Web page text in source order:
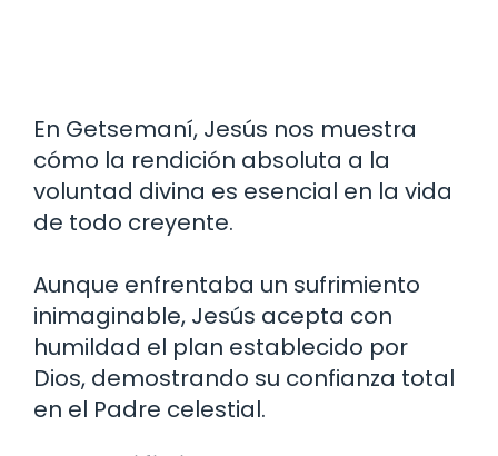
En Getsemaní, Jesús nos muestra
cómo la rendición absoluta a la
voluntad divina es esencial en la vida
de todo creyente.
Aunque enfrentaba un sufrimiento
inimaginable, Jesús acepta con
humildad el plan establecido por
Dios, demostrando su confianza total
en el Padre celestial.